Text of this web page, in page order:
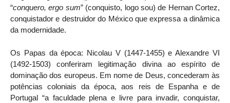
“conquero, ergo sum” (conquisto, logo sou) de Hernan Cortez,
conquistador e destruidor do México que expressa a dinâmica
da modernidade.
Os Papas da época: Nicolau V (1447-1455) e Alexandre VI
(1492-1503) conferiram legitimação divina ao espírito de
dominação dos europeus. Em nome de Deus, concederam às
potências coloniais da época, aos reis de Espanha e de
Portugal “a faculdade plena e livre para invadir, conquistar,